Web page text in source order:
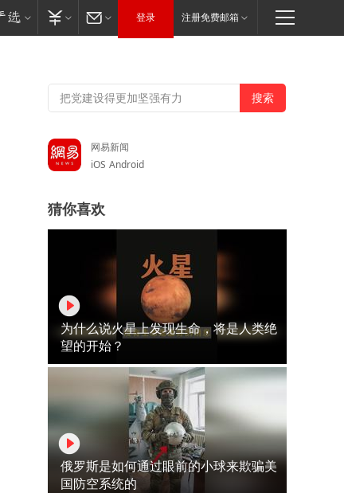
登录 注册免费邮箱
网易新闻
iOS Android
猜你喜欢
为什么说火星上发现生命，将是人类绝
望的开始？
俄罗斯是如何通过眼前的小球来欺骗美
国防空系统的